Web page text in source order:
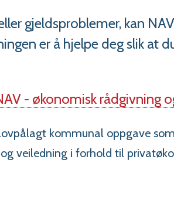
gjeldsproblemer, kan
er å hjelpe deg slik at
- økonomisk rådgivning
kommunal oppgave
veiledning i forhold til